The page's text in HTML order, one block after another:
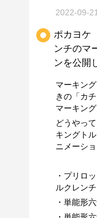
2022-09-21
ポカヨケ
ンチのマ
ンを公開
マーキン
きの「カ
マーキング
どうやっ
キングト
ニメーシ
・プリロ
ルクレンチ
・単能形